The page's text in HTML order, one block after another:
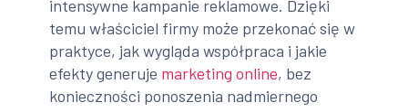
intensywne kampanie reklamowe. Dzięki
temu właściciel firmy może przekonać się w
praktyce, jak wygląda współpraca i jakie
efekty generuje marketing online, bez
konieczności ponoszenia nadmiernego